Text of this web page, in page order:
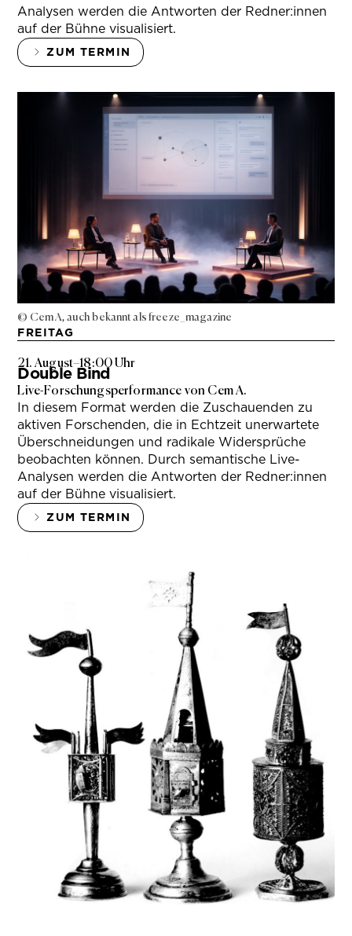
Analysen werden die Antworten der Redner:innen
auf der Bühne visualisiert.
ZUM TERMIN
© Cem A, auch bekannt als freeze_magazine
FREITAG
21. August–18:00 Uhr
Double Bind
Live-Forschungsperformance von Cem A.
In diesem Format werden die Zuschauenden zu
aktiven Forschenden, die in Echtzeit unerwartete
Überschneidungen und radikale Widersprüche
beobachten können. Durch semantische Live-
Analysen werden die Antworten der Redner:innen
auf der Bühne visualisiert.
ZUM TERMIN